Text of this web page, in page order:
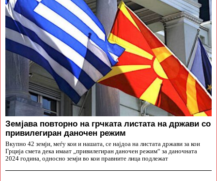
Земјава повторно на грчката листата на држави со
привилегиран даночен режим
Вкупно 42 земји, меѓу кои и нашата, се најдоа на листата држави за кои
Грција смета дека имаат „привилегиран даночен режим“ за даночната
2024 година, односно земји во кои правните лица подлежат